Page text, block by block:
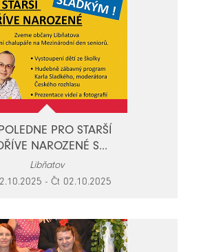
PRO STARŠÍ
NAROZENÉ S...
Libňatov
- Čt 02.10.2025